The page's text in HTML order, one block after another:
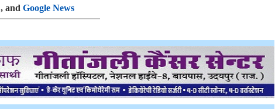
, and Google News